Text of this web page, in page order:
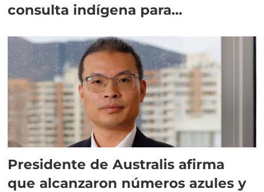
consulta indígena para
Presidente de Australis afirma
que alcanzaron números azules y